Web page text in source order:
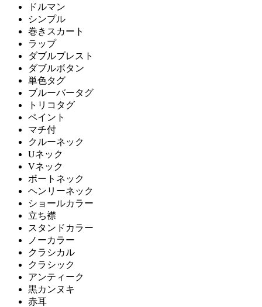
ドルマン
シンプル
巻きスカート
ラップ
ダブルブレスト
ダブルボタン
単色タグ
ブルーバータグ
トリコタグ
ペイント
マチ付
クルーネック
Uネック
Vネック
ボートネック
ヘンリーネック
ショールカラー
立ち襟
スタンドカラー
ノーカラー
クラシカル
クラシック
アンティーク
黒カンヌキ
赤耳